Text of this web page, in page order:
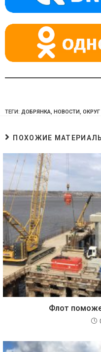
ni
ki
ТЕГИ: ДОБРЯНКА, НОВОСТИ, ОКРУГ
ПОХОЖИЕ
Флот